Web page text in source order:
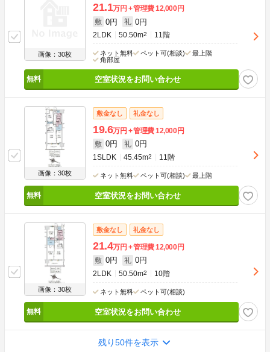
画像：30枚
21.1万円 管理費12,000円
敷 0円 礼 0円
2LDK 50.50m2 11階
ネット無料 ペット可(相談)
最上階
角部屋
空室状況をお問い合わせ
画像：30枚
敷金なし 礼金なし
19.6万円 管理費12,000円
敷 0円 礼 0円
1SLDK 45.45m2 11階
ネット無料 ペット可(相談) 最上階
空室状況をお問い合わせ
画像：30枚
敷金なし 礼金なし
21.4万円 管理費12,000円
敷 0円 礼 0円
2LDK 50.50m2 10階
ネット無料 ペット可(相談)
空室状況をお問い合わせ
残り50件を表示